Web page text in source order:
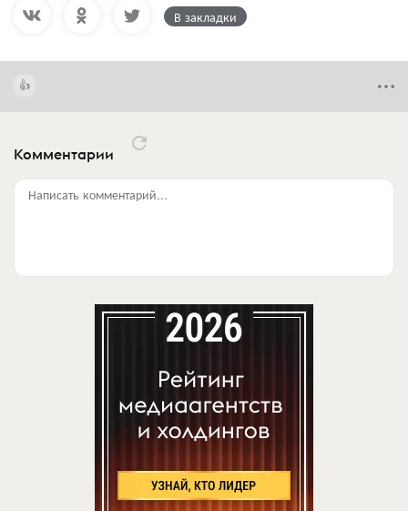
В закладки
Комментарии
Написать комментарий...